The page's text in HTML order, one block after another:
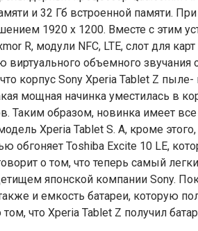
и 32 Гб встроенной памяти.
1920 х 1200. Вместе с этим
R, модули NFC, LTE, слот для
объемного звучания
корпус Sony Xperia Tablet Z
мощная начинка уместилась в
Таким образом, новинка имеет
Xperia Tablet S. А, кроме
обгоняет Toshiba Excite 10 LE,
о том, что теперь самый
японской компании Sony.
и емкость батареи, которую
что Xperia Tablet Z получил